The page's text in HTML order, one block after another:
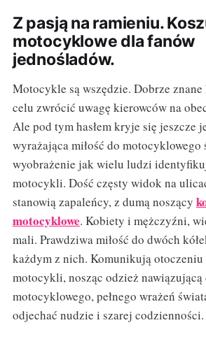
Z pasją na ramieniu.
motocyklowe dla fanów
jednośladów.
Motocykle są wszędzie. Dobrze znane
celu zwrócić uwagę kierowców na
Ale pod tym hasłem kryje się jeszcze
wyrażająca miłość do motocyklowego
wyobrażenie jak wielu ludzi
motocykli. Dość częsty widok na
stanowią zapaleńcy, z dumą noszący
motocyklowe. Kobiety i mężczyźni,
mali. Prawdziwa miłość do dwóch
każdym z nich. Komunikują otoczeniu
motocykli, nosząc odzież nawiązującą
motocyklowego, pełnego wrażeń
odjechać nudzie i szarej codzienności.